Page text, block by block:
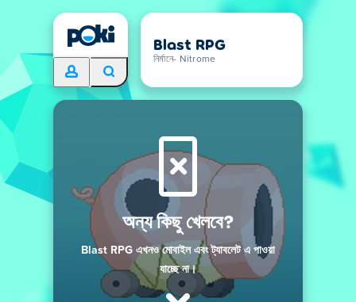
Blast RPG
নির্মানে- Nitrome
অন্য কিছু খেলবে?
Blast RPG এখনও মোবাইল এবং ট্যাবলেট এ পাওয়া
যাচ্ছে না।